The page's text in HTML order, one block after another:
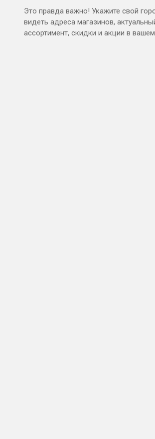
Это правда важно! Укажите свой
видеть адреса магазинов,
ассортимент, скидки и акции в